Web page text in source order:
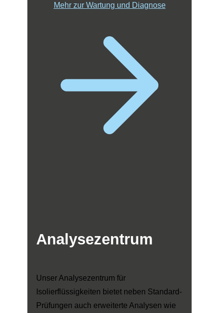
Mehr zur Wartung und Diagnose
Analysezentrum
Unser Analysezentrum für
Isolierflüssigkeiten bietet neben Standard-
Prüfungen auch erweiterte Analysen wie